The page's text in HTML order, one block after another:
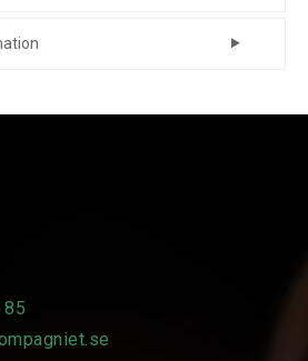
35 liters kapacitet i